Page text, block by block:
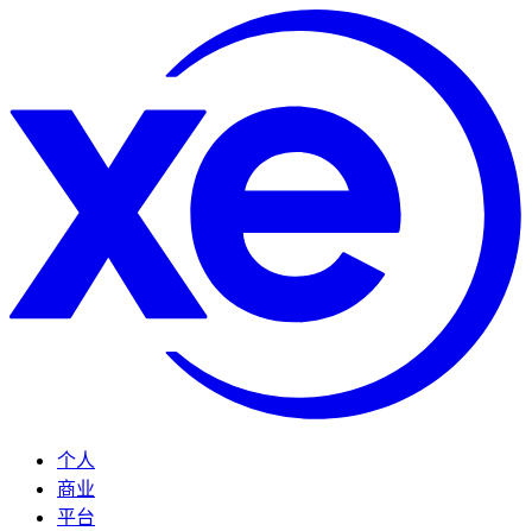
个人
商业
平台